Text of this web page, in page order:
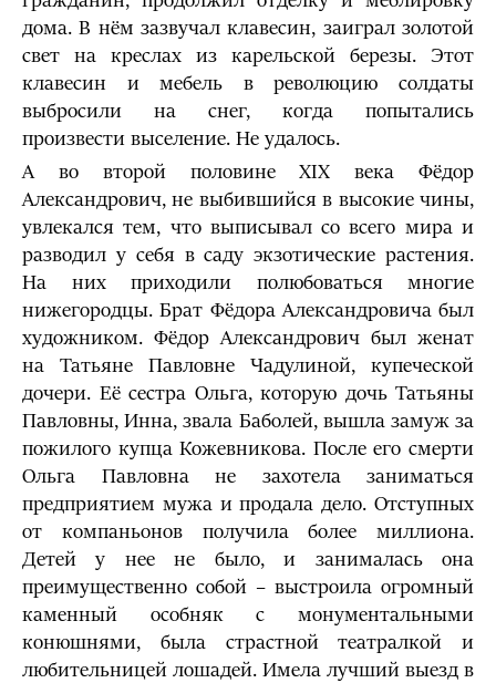
дома. В нём зазвучал клавесин, заиграл золотой
свет на креслах из карельской березы. Этот
клавесин и мебель в революцию солдаты
выбросили на снег, когда попытались
произвести выселение. Не удалось.
А во второй половине XIX века Фёдор
Александрович, не выбившийся в высокие чины,
увлекался тем, что выписывал со всего мира и
разводил у себя в саду экзотические растения.
На них приходили полюбоваться многие
нижегородцы. Брат Фёдора Александровича был
художником. Фёдор Александрович был женат
на Татьяне Павловне Чадулиной, купеческой
дочери. Её сестра Ольга, которую дочь Татьяны
Павловны, Инна, звала Баболей, вышла замуж за
пожилого купца Кожевникова. После его смерти
Ольга Павловна не захотела заниматься
предприятием мужа и продала дело. Отступных
от компаньонов получила более миллиона.
Детей у нее не было, и занималась она
преимущественно собой – выстроила огромный
каменный особняк с монументальными
конюшнями, была страстной театралкой и
любительницей лошадей. Имела лучший выезд в